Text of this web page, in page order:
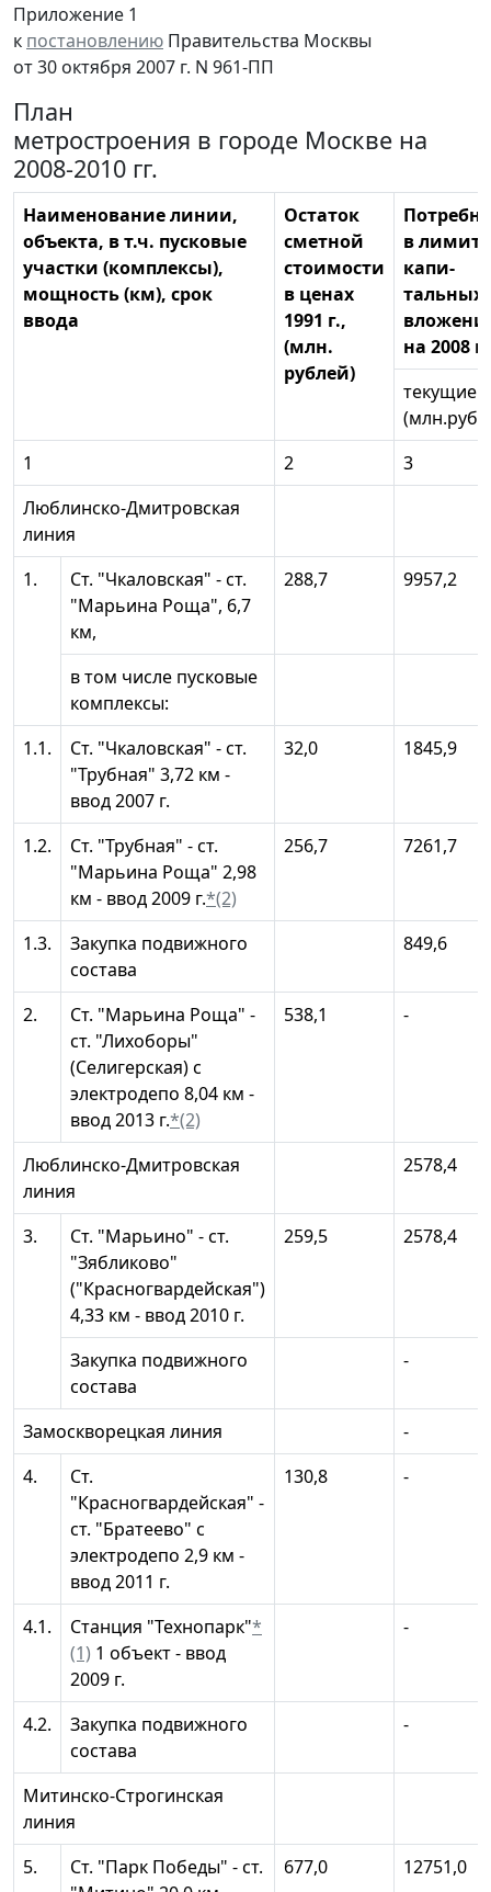
Приложение 1
к постановлению Правительства Москвы
от 30 октября 2007 г. N 961-ПП
План
метростроения в городе Москве на
2008-2010 гг.
Наименование линии,
объекта, в т.ч. пусковые
участки (комплексы),
мощность (км), срок
ввода
Остаток
сметной
стоимости
в ценах
1991 г.,
(млн.
рублей)
в
капи-
тальных
на 2008
текущие
(млн.руб.)
1
2
3
Люблинско-Дмитровская
линия
1.
Ст. "Чкаловская" - ст.
"Марьина Роща", 6,7
км,
288,7 9957,2
в том числе пусковые
комплексы:
1.1.
Ст. "Чкаловская" - ст.
"Трубная" 3,72 км -
ввод 2007 г.
32,0 1845,9
1.2.
Ст. "Трубная" - ст.
"Марьина Роща" 2,98
км - ввод 2009 г.*(2)
256,7 7261,7
1.3.
Закупка подвижного
состава
849,6
2.
Ст. "Марьина Роща" -
ст. "Лихоборы"
(Селигерская) с
электродепо 8,04 км -
ввод 2013 г.*(2)
538,1 -
Люблинско-Дмитровская
линия
2578,4
3.
Ст. "Марьино" - ст.
"Зябликово"
("Красногвардейская")
4,33 км - ввод 2010 г.
259,5 2578,4
Закупка подвижного
состава
-
Замоскворецкая линия
-
4.
Ст.
"Красногвардейская" -
ст. "Братеево" с
электродепо 2,9 км -
ввод 2011 г.
130,8 -
4.1. Станция "Технопарк"*
(1) 1 объект - ввод
2009 г.
-
4.2.
Закупка подвижного
состава
-
Митинско-Строгинская
линия
5.
Ст. "Парк Победы" - ст.
677,0 12751,0